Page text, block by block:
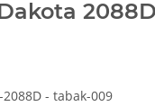
2088D - tabak-009